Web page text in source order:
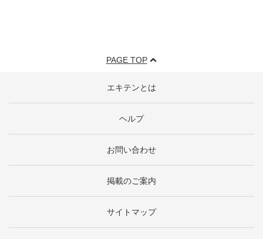
PAGE TOP
エキテンとは
ヘルプ
お問い合わせ
掲載のご案内
サイトマップ